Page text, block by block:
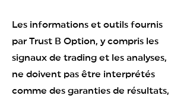
Les informations et outils fournis
par Trust B Option, y compris les
signaux de trading et les analyses,
ne doivent pas être interprétés
comme des garanties de résultats,